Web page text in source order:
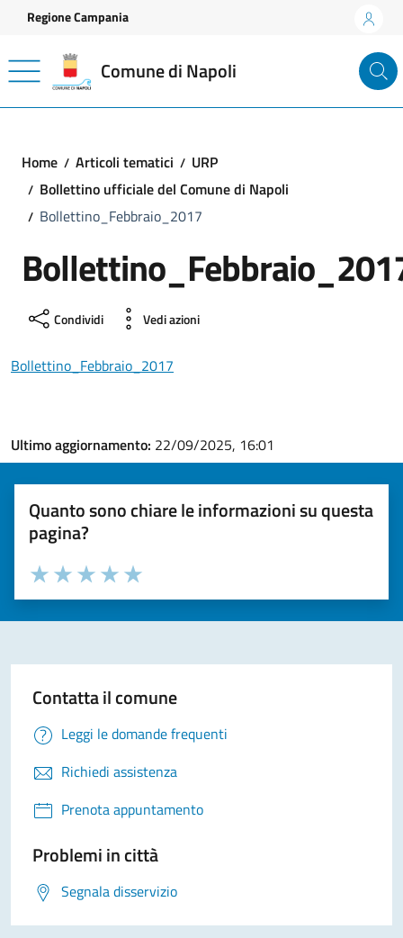
Vai ai contenuti
Vai al footer
Regione Campania
Comune di Napoli
Home Articoli tematici
URP
Bollettino ufficiale del Comune di Napoli
Bollettino_Febbraio_2017
Condividi Vedi azioni
Bollettino_Febbraio_2017
Ultimo aggiornamento: 22/09/2025, 16:01
Quanto sono chiare le informazioni su questa
pagina?
Valuta la chiarezza delle informazioni (da 1 a 5 stelle)
Seleziona il numero di stelle per valutare la chiarezza delle
Valuta 5 stelle su 5
Valuta 4 stelle su 5
Valuta 3 stelle su 5
Valuta 2 stelle su 5
Valuta 1 stelle su 5
Contatta il comune
Leggi le domande frequenti
Richiedi assistenza
Prenota appuntamento
Problemi in città
Segnala disservizio